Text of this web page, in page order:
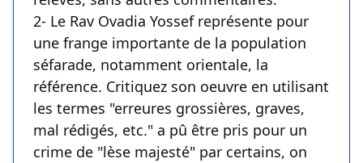
2- Le Rav Ovadia Yossef représente pour
une frange importante de la population
séfarade, notamment orientale, la
référence. Critiquez son oeuvre en utilisant
les termes "erreures grossières, graves,
mal rédigés, etc." a pû être pris pour un
crime de "lèse majesté" par certains, on